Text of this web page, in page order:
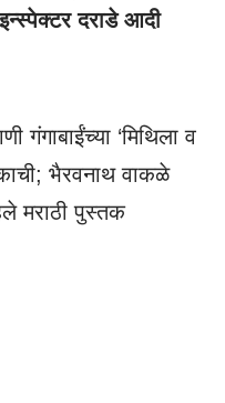
दराडे आदी
गंगाबाईंच्या ‘मिथिला व
भैरवनाथ वाकळे
मराठी पुस्तक